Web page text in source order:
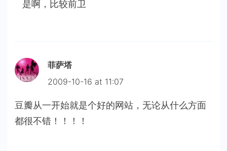
是啊，比较前卫
菲萨塔
2009-10-16 at 11:07
豆瓣从一开始就是个好的网站，无论从什么方面
都很不错！！！！